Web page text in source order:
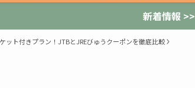
新着情報 >>
ット付きプラン！JTBとJREびゅうクーポンを徹底比較